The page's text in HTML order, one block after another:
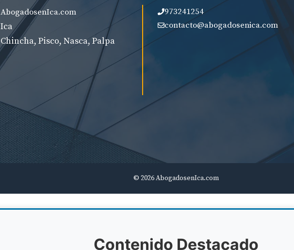
AbogadosenIca.com
Ica
Chincha, Pisco, Nasca, Palpa
973241254
contacto@abogadosenica.com
© 2026 AbogadosenIca.com
Contenido Destacado